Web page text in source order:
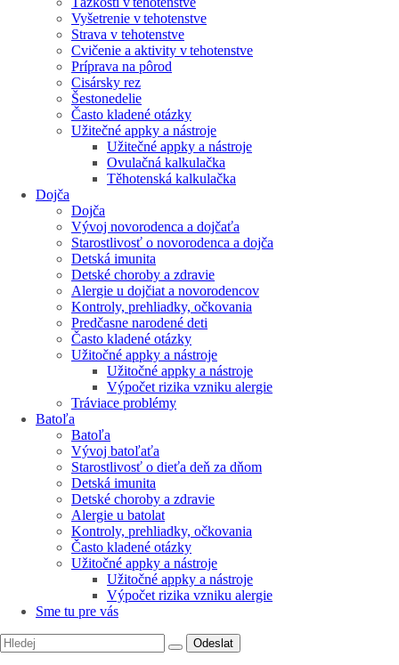
Vyšetrenie v tehotenstve
Strava v tehotenstve
Cvičenie a aktivity v tehotenstve
Príprava na pôrod
Cisársky rez
Šestonedelie
Často kladené otázky
Užitečné appky a nástroje
Užitečné appky a nástroje
Ovulačná kalkulačka
Těhotenská kalkulačka
Dojča
Dojča
Vývoj novorodenca a dojčaťa
Starostlivosť o novorodenca a dojča
Detská imunita
Detské choroby a zdravie
Alergie u dojčiat a novorodencov
Kontroly, prehliadky, očkovania
Predčasne narodené deti
Často kladené otázky
Užitočné appky a nástroje
Užitočné appky a nástroje
Výpočet rizika vzniku alergie
Tráviace problémy
Batoľa
Batoľa
Vývoj batoľaťa
Starostlivosť o dieťa deň za dňom
Detská imunita
Detské choroby a zdravie
Alergie u batolat
Kontroly, prehliadky, očkovania
Často kladené otázky
Užitočné appky a nástroje
Užitočné appky a nástroje
Výpočet rizika vzniku alergie
Sme tu pre vás
Odeslat